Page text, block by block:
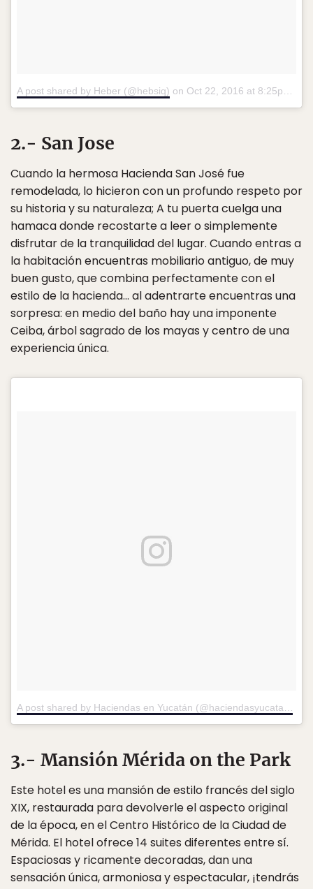
A post shared by Heber (@hebsiq) on Oct 22, 2016 at 8:25pm PDT
2.- San Jose
Cuando la hermosa Hacienda San José fue
remodelada, lo hicieron con un profundo respeto por
su historia y su naturaleza; A tu puerta cuelga una
hamaca donde recostarte a leer o simplemente
disfrutar de la tranquilidad del lugar. Cuando entras a
la habitación encuentras mobiliario antiguo, de muy
buen gusto, que combina perfectamente con el
estilo de la hacienda… al adentrarte encuentras una
sorpresa: en medio del baño hay una imponente
Ceiba, árbol sagrado de los mayas y centro de una
experiencia única.
A post shared by Haciendas en Yucatán (@haciendasyucatan)
3.- Mansión Mérida on the Park
Este hotel es una mansión de estilo francés del siglo
XIX, restaurada para devolverle el aspecto original
de la época, en el Centro Histórico de la Ciudad de
Mérida. El hotel ofrece 14 suites diferentes entre sí.
Espaciosas y ricamente decoradas, dan una
sensación única, armoniosa y espectacular, ¡tendrás